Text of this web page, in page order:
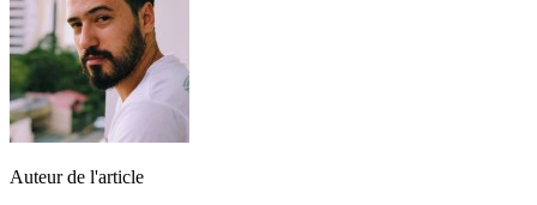
Auteur de l'article